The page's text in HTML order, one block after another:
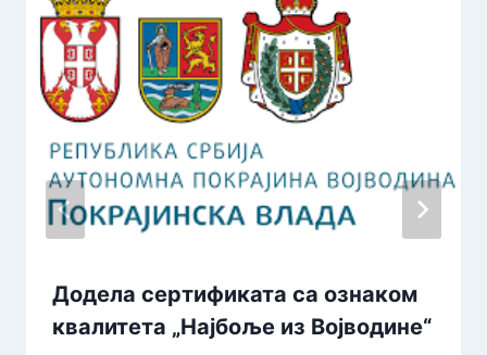
Додела сертификата са ознаком
квалитета „Најбоље из Војводине“